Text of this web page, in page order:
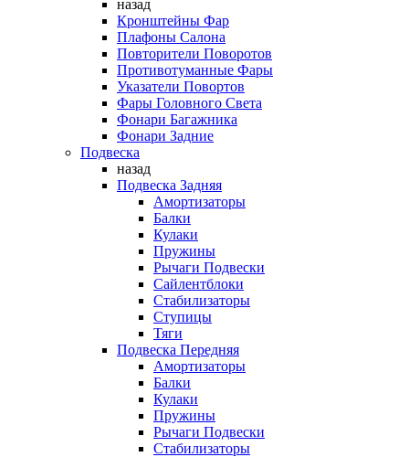
назад
Кронштейны Фар
Плафоны Салона
Повторители Поворотов
Противотуманные Фары
Указатели Повортов
Фары Головного Света
Фонари Багажника
Фонари Задние
Подвеска
назад
Подвеска Задняя
Амортизаторы
Балки
Кулаки
Пружины
Рычаги Подвески
Сайлентблоки
Стабилизаторы
Ступицы
Тяги
Подвеска Передняя
Амортизаторы
Балки
Кулаки
Пружины
Рычаги Подвески
Стабилизаторы